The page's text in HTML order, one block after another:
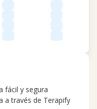
fácil y segura
a través de Terapify